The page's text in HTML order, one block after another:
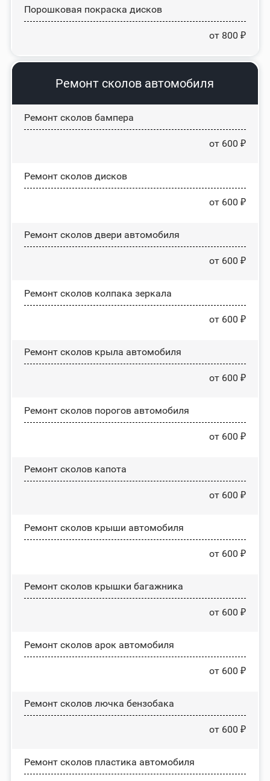
Порошковая покраска дисков
от 800 ₽
Ремонт сколов автомобиля
Ремонт сколов бампера
от 600 ₽
Ремонт сколов дисков
от 600 ₽
Ремонт сколов двери автомобиля
от 600 ₽
Ремонт сколов колпака зеркала
от 600 ₽
Ремонт сколов крыла автомобиля
от 600 ₽
Ремонт сколов порогов автомобиля
от 600 ₽
Ремонт сколов капота
от 600 ₽
Ремонт сколов крыши автомобиля
от 600 ₽
Ремонт сколов крышки багажника
от 600 ₽
Ремонт сколов арок автомобиля
от 600 ₽
Ремонт сколов лючка бензобака
от 600 ₽
Ремонт сколов пластика автомобиля